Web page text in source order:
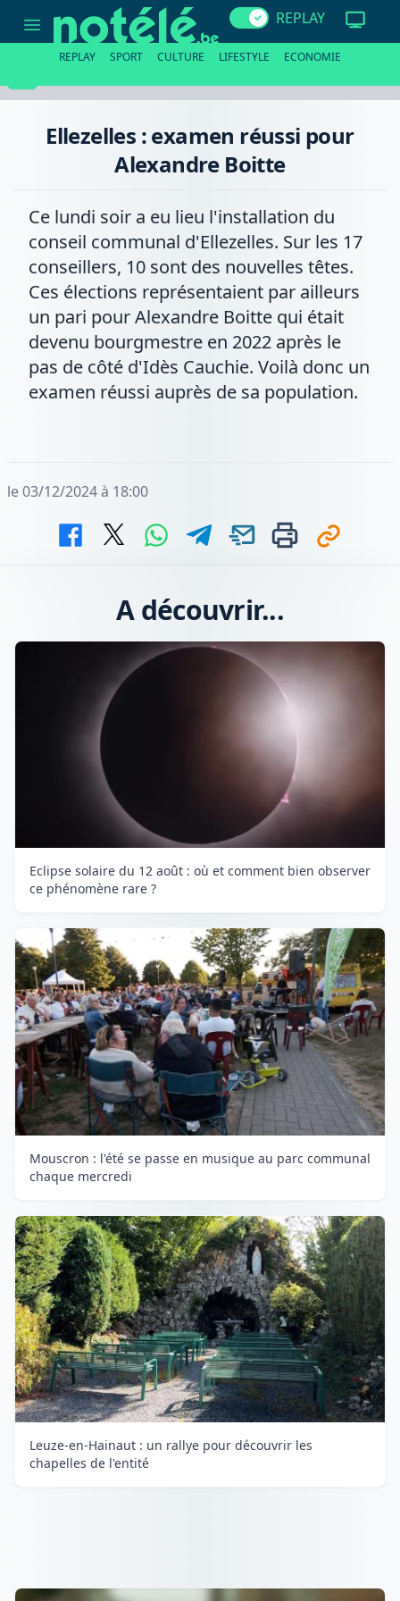
examen
Boitte
REPLAY
REPLAY SPORT CULTURE LIFESTYLE ECONOMIE
Ellezelles : examen réussi pour
Alexandre Boitte
Ce lundi soir a eu lieu l'installation du
conseil communal d'Ellezelles. Sur les 17
conseillers, 10 sont des nouvelles têtes.
Ces élections représentaient par ailleurs
un pari pour Alexandre Boitte qui était
devenu bourgmestre en 2022 après le
pas de côté d'Idès Cauchie. Voilà donc un
examen réussi auprès de sa population.
le 03/12/2024 à 18:00
A découvrir...
Eclipse solaire du 12 août : où et comment bien observer
ce phénomène rare ?
Mouscron : l'été se passe en musique au parc communal
chaque mercredi
Leuze-en-Hainaut : un rallye pour découvrir les
chapelles de l'entité